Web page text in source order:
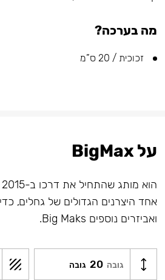
מה בערכה?
זכוכית / 20 ס”מ
על BigMax
אחד היצרנים הגדולים של גחלים,
ואביזרים נוספים Big Maks.
גובה 20 גובה